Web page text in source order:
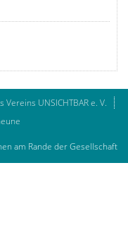
Vereins UNSICHTBAR e. V.
am Rande der Gesellschaft